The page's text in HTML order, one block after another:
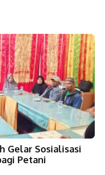
Gelar Sosialisasi
Petani